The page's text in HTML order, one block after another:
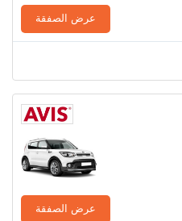
عرض الصفقة
عرض الصفقة